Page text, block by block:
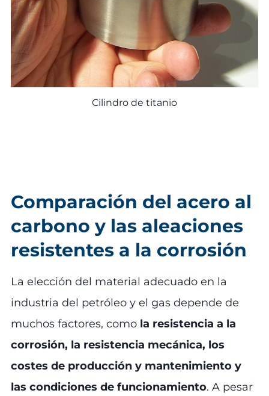
Cilindro de titanio
Comparación del acero al
carbono y las aleaciones
resistentes a la corrosión
La elección del material adecuado en la
industria del petróleo y el gas depende de
muchos factores, como la resistencia a la
corrosión, la resistencia mecánica, los
costes de producción y mantenimiento y
las condiciones de funcionamiento. A pesar